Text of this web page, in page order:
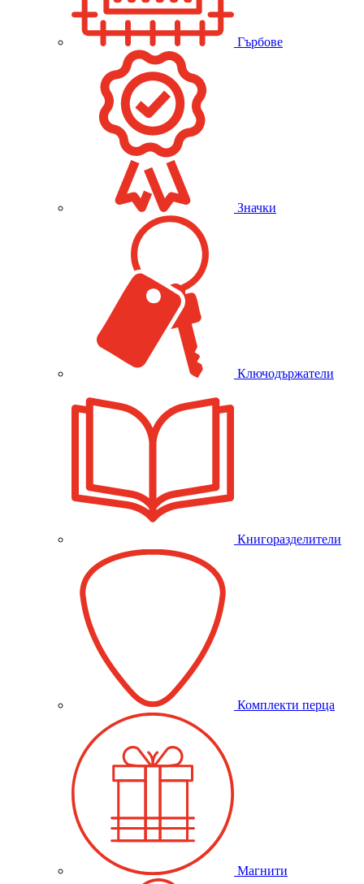
Гърбове
Значки
Ключодържатели
Книгоразделители
Комплекти перца
Магнити